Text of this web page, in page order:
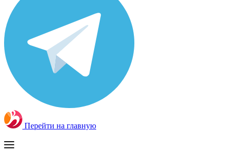
Перейти на главную